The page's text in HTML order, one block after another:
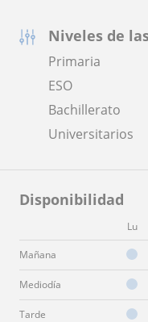
Niveles de
Primaria
ESO
Bachillerato
Universitarios
Disponibilidad
Lu
Mañana
Mediodía
Tarde